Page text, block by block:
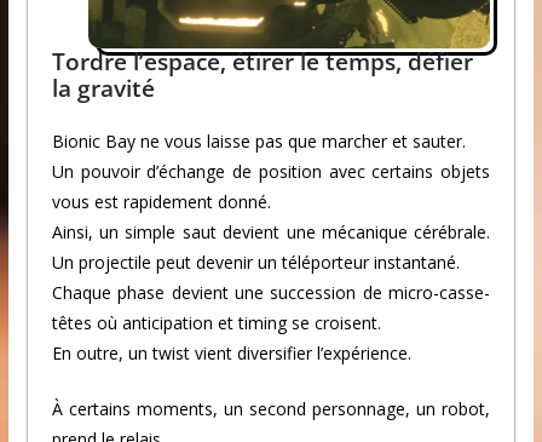
Tordre l’espace, étirer le temps, défier
la gravité
Bionic Bay ne vous laisse pas que marcher et sauter.
Un pouvoir d’échange de position avec certains objets
vous est rapidement donné.
Ainsi, un simple saut devient une mécanique cérébrale.
Un projectile peut devenir un téléporteur instantané.
Chaque phase devient une succession de micro-casse-
têtes où anticipation et timing se croisent.
En outre, un twist vient diversifier l’expérience.
À certains moments, un second personnage, un robot,